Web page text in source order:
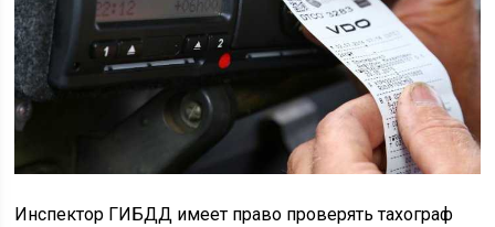
Инспектор ГИБДД имеет право проверять тахограф